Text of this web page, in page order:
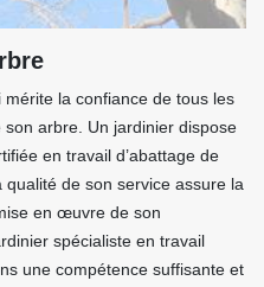
la confiance de tous les
son arbre. Un jardinier dispose
en travail d’abattage de
qualité de son service assure la
en œuvre de son
spécialiste en travail
une compétence suffisante et